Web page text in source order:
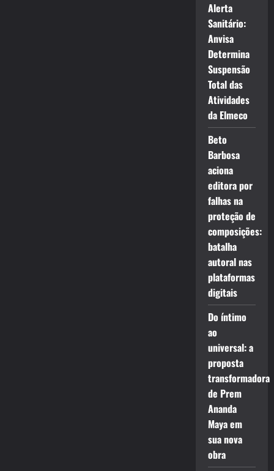
Alerta
Sanitário:
Anvisa
Determina
Suspensão
Total das
Atividades
da Elmeco
Beto
Barbosa
aciona
editora por
falhas na
proteção de
composições:
batalha
autoral nas
plataformas
digitais
Do íntimo
ao
universal: a
proposta
transformadora
de Prem
Ananda
Maya em
sua nova
obra